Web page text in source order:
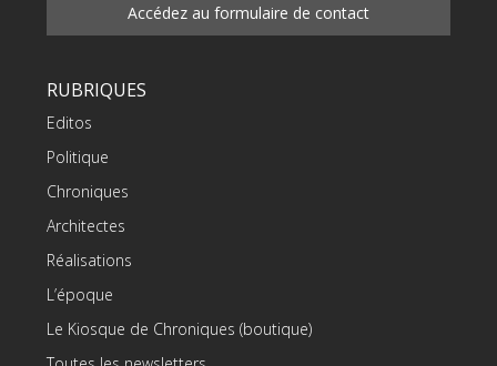
Accédez au formulaire de contact
RUBRIQUES
Editos
Politique
Chroniques
Architectes
Réalisations
L’époque
Le Kiosque de Chroniques (boutique)